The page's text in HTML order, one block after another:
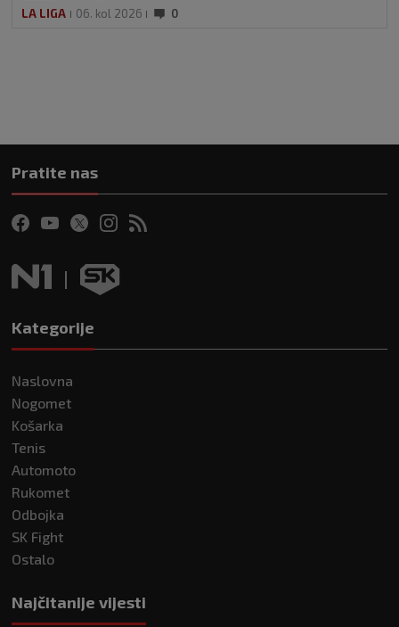
LA LIGA 06. kol 2026 0
Pratite nas
Kategorije
Naslovna
Nogomet
Košarka
Tenis
Automoto
Rukomet
Odbojka
SK Fight
Ostalo
Najčitanije vijesti